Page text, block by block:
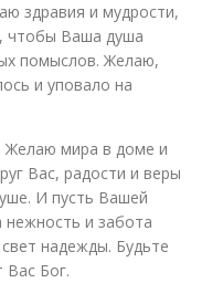
здравия и мудрости,
чтобы Ваша душа
помыслов. Желаю,
и уповало на
Желаю мира в доме и
Вас, радости и веры
И пусть Вашей
нежность и забота
надежды. Будьте
Вас Бог.